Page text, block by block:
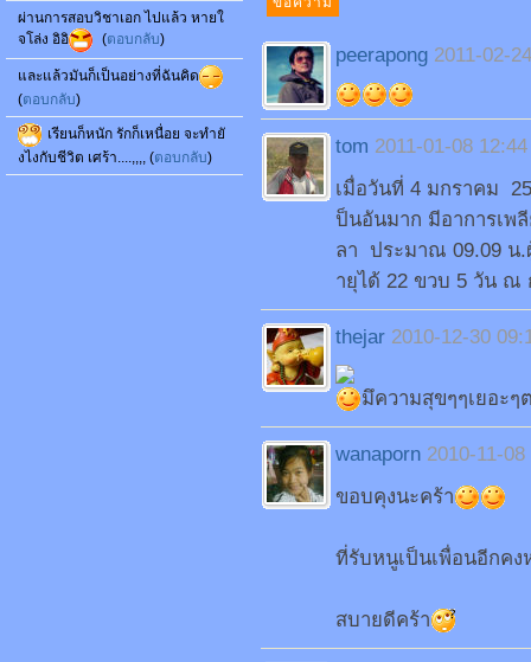
ผ่านการสอบวิชาเอก ไปแล้ว หายใ
จโล่ง อิอิ
(ตอบกลับ)
และแล้วมันก็เป็นอย่างที่ฉันคิด
(ตอบกลับ)
เรียนก็หนัก รักก็เหนื่อย จะทำยั
งไงกับชีวิต เศร้า....,,,, (ตอบกลับ)
peerapong 2011-02-
tom 2011-01-08 12:44
เมื่อวันที่ 4 มกราคม
ป็นอันมาก มีอาการเพ
ลา ประมาณ 09.09 น.
ายุได้ 22 ขวบ 5 วัน
thejar 2010-12-30
มึความสุขๆๆเยอะ
wanaporn 2010-11-08
ขอบคุงนะคร้า
ที่รับหนูเป็นเพื่อนอีกคง
สบายดีคร้า